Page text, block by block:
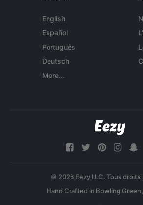
English
Español
Português
Deutsch
More...
© 2026 Eezy LLC. Tous droits